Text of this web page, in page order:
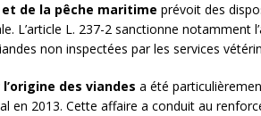
et de la pêche maritime prévoit des
L’article L. 237-2 sanctionne notamment
non inspectées par les services
des viandes a été
en 2013. Cette affaire a conduit au